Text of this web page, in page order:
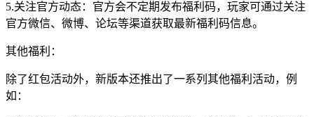
5.关注官方动态：官方会不定期发布福利码，玩家可通过关注
官方微信、微博、论坛等渠道获取最新福利码信息。
其他福利：
除了红包活动外，新版本还推出了一系列其他福利活动，例
如：